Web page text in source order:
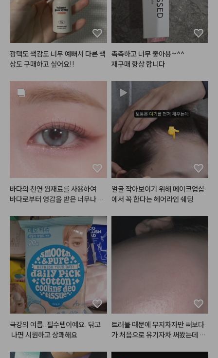
광택도 색감도 너무 예뻐서 다른 색
상도 구매하고 싶어요!!
촉촉하고 너무 좋아용~^^
재구매 항상 합니다
바다의 천연 원재료를 사용하여
바다로부터 영감을 받은 너무나 로
#아쿠아마리 제품들이랍니다 💙
해양심층수를 담아 촉촉한 쿠션과
봄웜-여쿨분들이라면 너무너무 좋
아하실
청량하고 사랑스러운 섀도우 팔레
트까지!
⭐현재 쿠션은 헤메코랩에서 62%
할인중 !
한개만 사도 무료배송이니 팔레트
얼굴 작아보이기 위해 메이크업샵
에서 꼭 한다는 헤어라인 쉐딩
극강의 여름..필수템이예요. 닦고
나면 시원하고 상쾌해요
트러블 때문에 무지차자만 써보다
가 처음으로 유기자차 써봤는데 순